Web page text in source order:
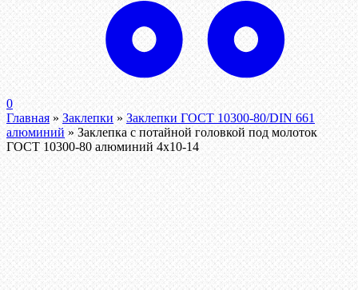
0
Главная » Заклепки » Заклепки ГОСТ 10300-80/DIN 661
алюминий » Заклепка с потайной головкой под молоток
ГОСТ 10300-80 алюминий 4х10-14